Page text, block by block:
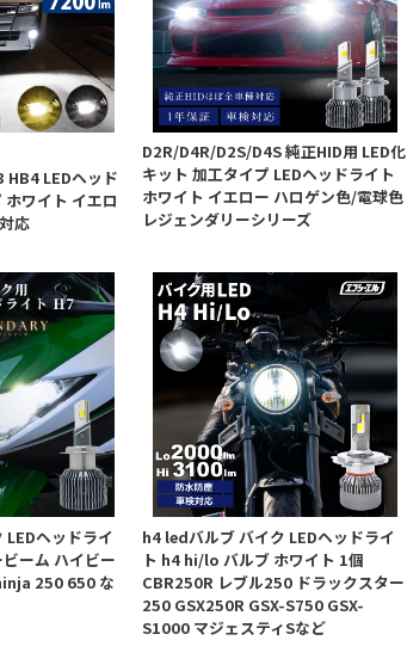
HB4 LEDヘッド
ワイト イエロ
応
D2R/D4R/D2S/D4S 純正HID用 LED化
キット 加工タイプ LEDヘッドライト
ホワイト イエロー ハロゲン色/電球色
レジェンダリーシリーズ
ヘッドライ
ーム ハイビー
250 650 な
h4 ledバルブ バイク LEDヘッドライ
ト h4 hi/lo バルブ ホワイト 1個
CBR250R レブル250 ドラックスター
250 GSX250R GSX-S750 GSX-
S1000 マジェスティSなど